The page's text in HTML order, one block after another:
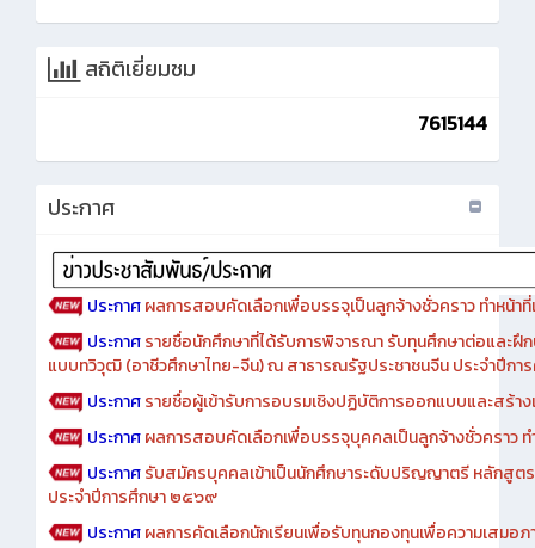
7615144
ประกาศผลการสอบคัดเลือกเพื่อบรรจุเป็นลูกจ้างชั่วคราว ทำหน้าที่
ประกาศ รายชื่อนักศึกษาที่ได้รับการพิจารณา รับทุนศึกษาต่อและฝึ
แบบทวิวุฒิ (อาชีวศึกษาไทย-จีน) ณ สาธารณรัฐประชาชนจีน ประจำปีก
ประกาศรายชื่อผู้เข้ารับการอบรมเชิงปฏิบัติการออกแบบและสร้า
ประกาศผลการสอบคัดเลือกเพื่อบรรจุบุคคลเป็นลูกจ้างชั่วคราว ท
ประกาศรับสมัครบุคคลเข้าเป็นนักศึกษาระดับปริญญาตรี หลักสูต
ประจำปีการศึกษา ๒๕๖๙